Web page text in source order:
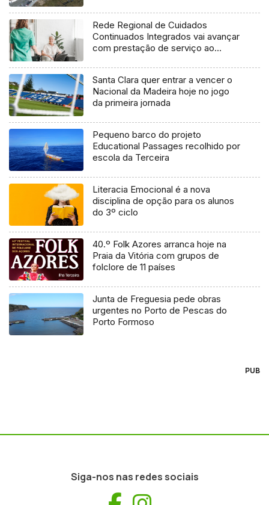
Rede Regional de Cuidados
Continuados Integrados vai avançar
com prestação de serviço ao
Santa Clara quer entrar a vencer o
Nacional da Madeira hoje no jogo
da primeira jornada
Pequeno barco do projeto
Educational Passages recolhido por
escola da Terceira
Literacia Emocional é a nova
disciplina de opção para os alunos
do 3º ciclo
40.º Folk Azores arranca hoje na
Praia da Vitória com grupos de
folclore de 11 países
Junta de Freguesia pede obras
urgentes no Porto de Pescas do
Porto Formoso
PUB
Siga-nos nas redes sociais